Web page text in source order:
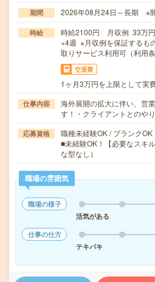
期間 2026年08月24日～長期 ※
時給
時給2100円 月収例 33万
×4週 ※月収例を保証するも
取りサービス利用可（利用条
交通費
1ヶ月3万円を上限として実
仕事内容
海外展開の拡大に伴い、営
す！・クライアントとのや
応募資格
職種未経験OK / ブランクOK
■未経験OK！【必要なスキ
な型なし）
職場の雰囲気
職場の様子
活気がある
仕事の仕方
テキパキ